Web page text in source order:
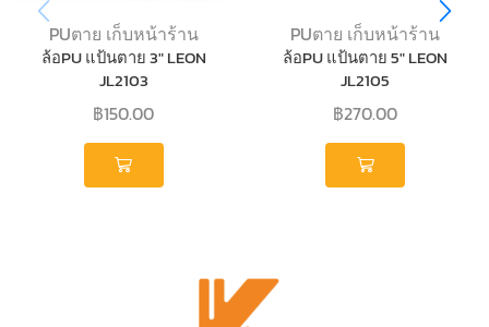
PUตาย เก็บหน้าร้าน
ล้อPU แป้นตาย 3″ LEON
JL2103
฿150.00
PUตาย เก็บหน้าร้าน
ล้อPU แป้นตาย 5″ LEON
JL2105
฿270.00